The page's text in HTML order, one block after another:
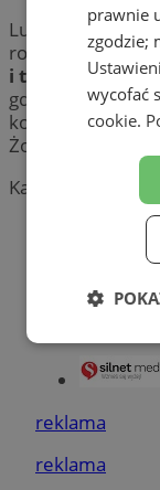
Lubisz
robić zakupy
i targowiskaw
gdzie kupisz nie
kosmetyki,
Żor zrobisz
Kategoria nie
reklama
reklama
prawnie
zgodzie;
wycofać
cookie.